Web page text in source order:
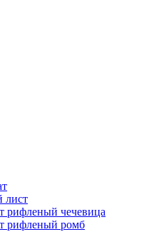
лист
рифленый чечевица
рифленый ромб